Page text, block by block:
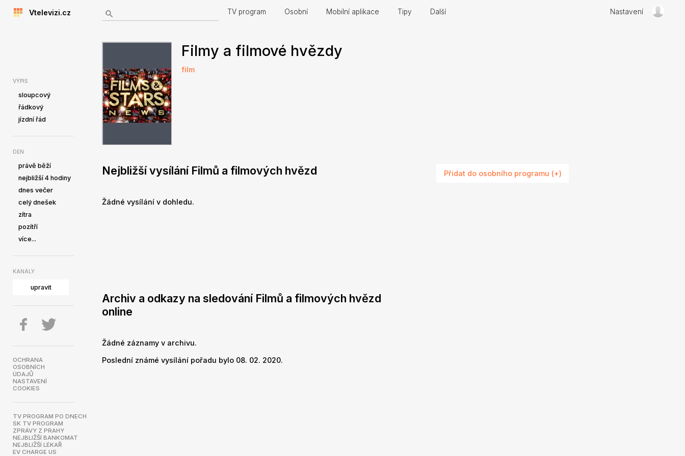
Vtelevizi.cz TV program Osobní Mobilní aplikace Tipy Další Nastavení
VÝPIS
sloupcový
řádkový
jízdní řád
DEN
právě běží
nejbližší 4 hodiny
dnes večer
celý dnešek
zítra
pozítří
více...
KANÁLY
upravit
OCHRANA
OSOBNÍCH
ÚDAJŮ
NASTAVENÍ
COOKIES
TV PROGRAM PO DNECH
SK TV PROGRAM
ZPRÁVY Z PRAHY
NEJBLIŽŠÍ BANKOMAT
NEJBLIŽŠÍ LÉKAŘ
EV CHARGE US
Filmy a filmové hvězdy
film
Nejbližší vysílání Filmů a filmových hvězd
Žádné vysílání v dohledu.
Archiv a odkazy na sledování Filmů a filmových hvězd
online
Žádné záznamy v archivu.
Poslední známé vysílání pořadu bylo 08. 02. 2020.
Přidat do osobního programu (+)